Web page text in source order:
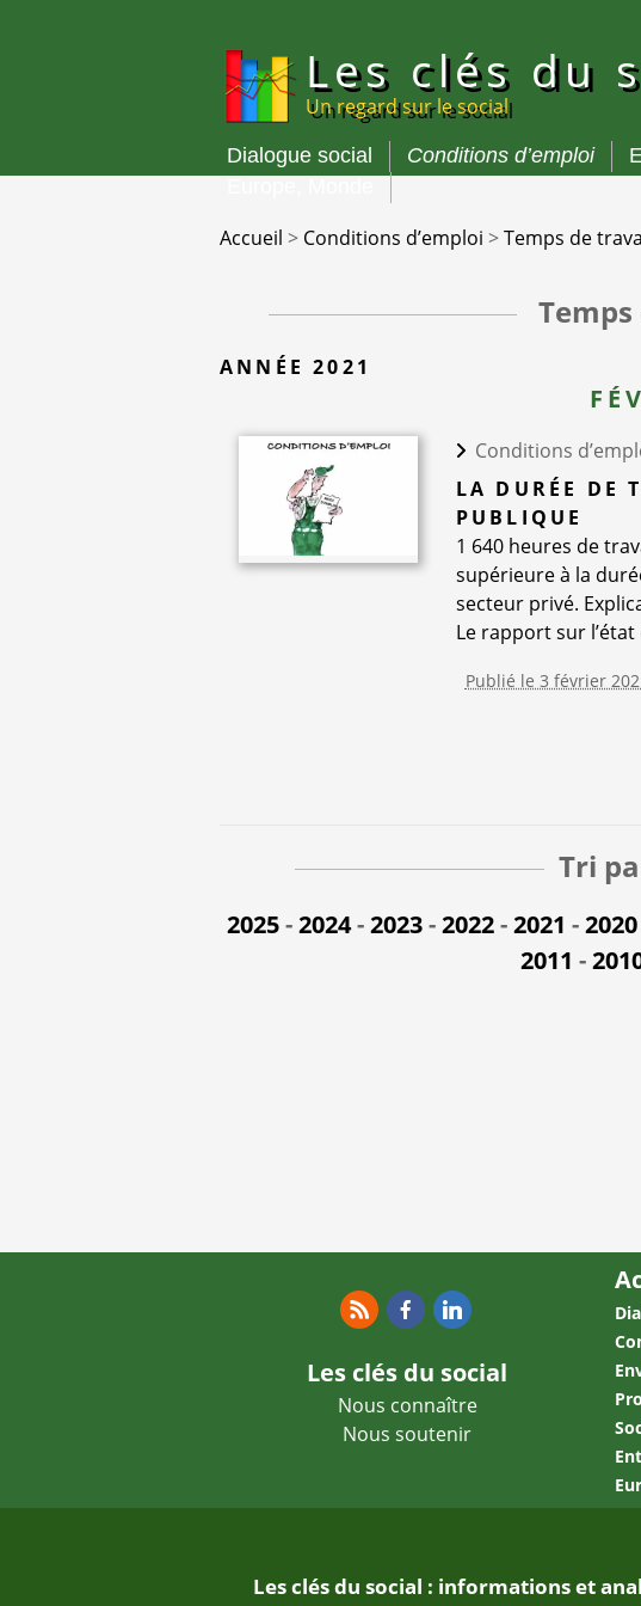
Les clés du
Un regard sur le social
Menu
Dialogue social Conditions d’emploi
Accueil > Conditions d’emploi >Temps de
ANNÉE 2021
Conditions
LA DURÉE DE
PUBLIQUE
1 640 heures de
supérieure à la
secteur privé.
Le rapport sur
Publié le 3 février
Tri
2025-2024-2023-2022-2021 -2020
2011 -
Les clés du social
Nous connaître
Nous soutenir
Les clés du social : informations et